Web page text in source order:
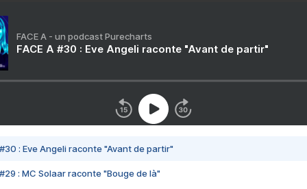
FACE A - un podcast Purecharts
FACE A #30 : Eve Angeli raconte "Avant de partir"
#30 : Eve Angeli raconte "Avant de partir"
#29 : MC Solaar raconte "Bouge de là"